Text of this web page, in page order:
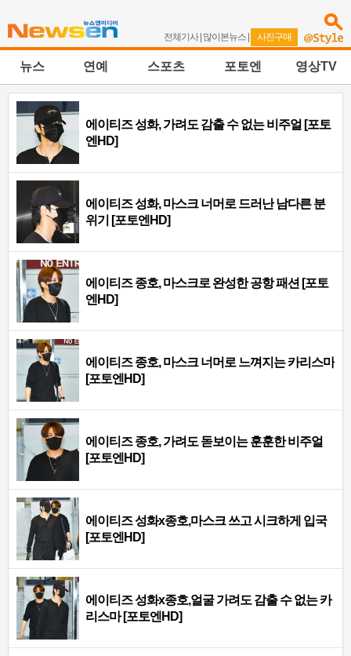
전체기사| 많이본뉴스 | 사진구매
뉴스 연예 스포츠 포토엔 영상TV
에이티즈 성화, 가려도 감출 수 없는 비주얼 [포토
엔HD]
에이티즈 성화, 마스크 너머로 드러난 남다른 분
위기 [포토엔HD]
에이티즈 종호, 마스크로 완성한 공항 패션 [포토
엔HD]
에이티즈 종호, 마스크 너머로 느껴지는 카리스마
[포토엔HD]
에이티즈 종호, 가려도 돋보이는 훈훈한 비주얼
[포토엔HD]
에이티즈 성화x종호,마스크 쓰고 시크하게 입국
[포토엔HD]
에이티즈 성화x종호,얼굴 가려도 감출 수 없는 카
리스마 [포토엔HD]